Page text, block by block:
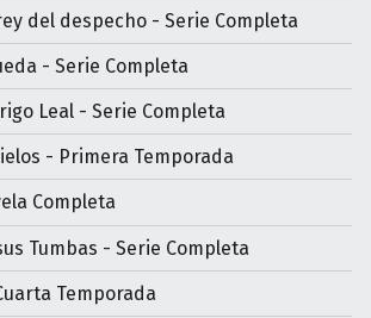
del despecho - Serie Completa
- Serie Completa
Leal - Serie Completa
- Primera Temporada
Completa
Tumbas - Serie Completa
Temporada